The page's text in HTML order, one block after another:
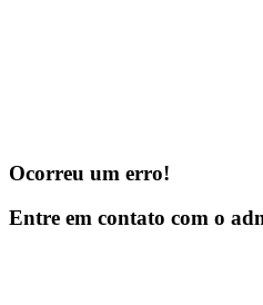
Ocorreu um erro!
Entre em contato com o